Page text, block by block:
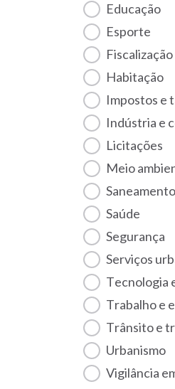
Educação
Esporte
Fiscalização
habitação
Impostos e
Indústria e
Licitações
Meio
Saneamento
Saúde
Segurança
Serviços
Trabalho e
Trânsito e
Urbanismo
Vigilância